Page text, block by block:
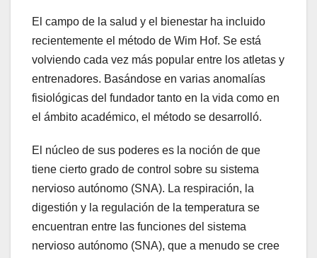
El campo de la salud y el bienestar ha incluido
recientemente el método de Wim Hof. Se está
volviendo cada vez más popular entre los atletas y
entrenadores. Basándose en varias anomalías
fisiológicas del fundador tanto en la vida como en
el ámbito académico, el método se desarrolló.
El núcleo de sus poderes es la noción de que
tiene cierto grado de control sobre su sistema
nervioso autónomo (SNA). La respiración, la
digestión y la regulación de la temperatura se
encuentran entre las funciones del sistema
nervioso autónomo (SNA), que a menudo se cree